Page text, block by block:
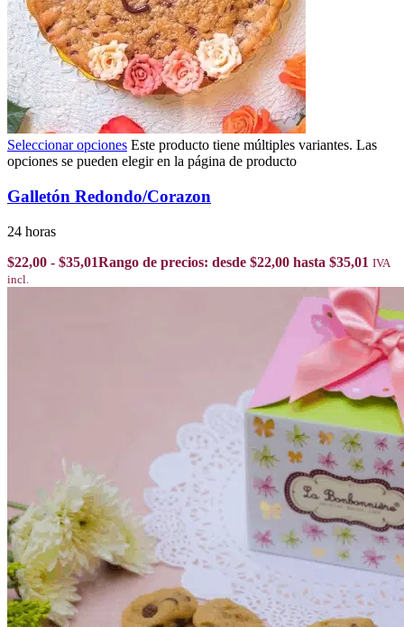
Seleccionar opciones Este producto tiene múltiples variantes. Las
opciones se pueden elegir en la página de producto
Galletón Redondo/Corazon
24 horas
$22,00 - $35,01Rango de precios: desde $22,00 hasta $35,01 IVA
incl.